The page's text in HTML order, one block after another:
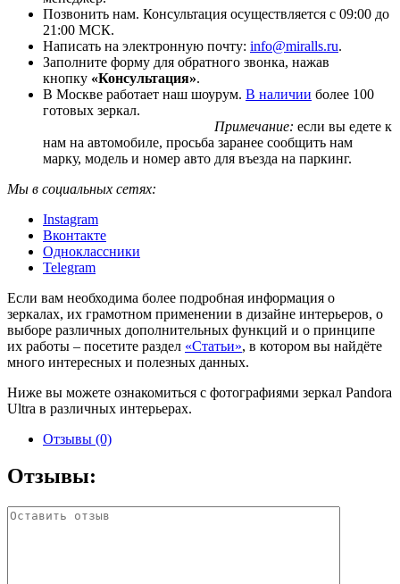
Позвонить нам. Консультация осуществляется с 09:00 до
21:00 МСК.
Написать на электронную почту: info@miralls.ru.
Заполните форму для обратного звонка, нажав
кнопку «Консультация».
В Москве работает наш шоурум. В наличии более 100
готовых зеркал.
Примечание: если вы едете к
нам на автомобиле, просьба заранее сообщить нам
марку, модель и номер авто для въезда на паркинг.
Мы в социальных сетях:
Instagram
Вконтакте
Одноклассники
Telegram
Если вам необходима более подробная информация о
зеркалах, их грамотном применении в дизайне интерьеров, о
выборе различных дополнительных функций и о принципе
их работы – посетите раздел «Статьи», в котором вы найдёте
много интересных и полезных данных.
Ниже вы можете ознакомиться с фотографиями зеркал Pandora
Ultra в различных интерьерах.
Отзывы (0)
Отзывы: